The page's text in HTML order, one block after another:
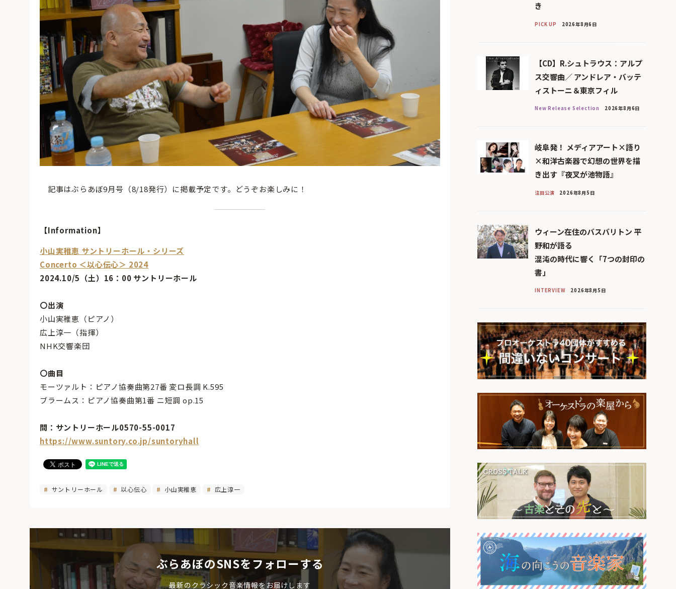
記事はぶらあぼ9月号（8/18発行）に掲載予定です。どうぞお楽しみに！
【Information】
小山実稚恵 サントリーホール・シリーズ
Concerto ＜以心伝心＞ 2024
2024.10/5（土）16：00 サントリーホール
〇出演
小山実稚恵（ピアノ）
広上淳一（指揮）
NHK交響楽団
〇曲目
モーツァルト：ピアノ協奏曲第27番 変ロ長調 K.595
ブラームス：ピアノ協奏曲第1番 ニ短調 op.15
問：サントリーホール0570-55-0017
https://www.suntory.co.jp/suntoryhall
サントリーホール 以心伝心 小山実稚恵 広上淳一
ぶらあぼのSNSをフォローする
最新のクラシック音楽情報をお届けします
き
PICK UP 2026年8月6日
【CD】R.シュトラウス：アルプ
ス交響曲／ アンドレア・バッテ
ィストーニ＆東京フィル
New Release Selection 2026年8月6日
岐阜発！ メディアアート×語り
×和洋古楽器で幻想の世界を描
き出す『夜叉が池物語』
注目公演 2026年8月5日
ウィーン在住のバスバリトン 平
野和が語る
混沌の時代に響く「7つの封印の
書」
INTERVIEW 2026年8月5日